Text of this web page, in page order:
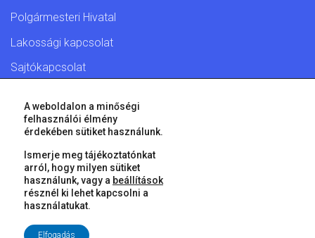
Polgármesteri Hivatal
Lakossági kapcsolat
Sajtókapcsolat
© 2026 Győr Megyei Jogú Város • Minden jog fenntartva!
A weboldalon a minőségi
felhasználói élmény
érdekében sütiket használunk.
Ismerje meg tájékoztatónkat
arról, hogy milyen sütiket
használunk, vagy a beállítások
résznél ki lehet kapcsolni a
használatukat.
Elfogadás